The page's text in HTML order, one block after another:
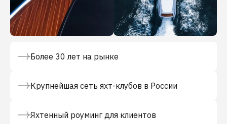
Более 30 лет на рынке
Крупнейшая сеть яхт-клубов в России
Яхтенный роуминг для клиентов